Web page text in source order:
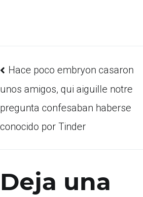
Hace poco embryon casaron
unos amigos, qui aiguille notre
pregunta confesaban haberse
conocido por Tinder
Deja una